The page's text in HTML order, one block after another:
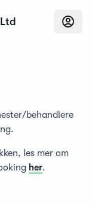
behandlere
les mer om
her.